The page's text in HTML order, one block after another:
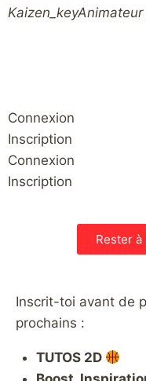
Kaizen_key
Connexion
Inscription
Connexion
Inscription
Rester
Inscrit-toi avant de
prochains :
TUTOS 2D